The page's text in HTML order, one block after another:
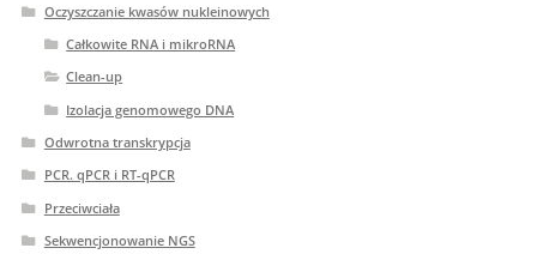
Oczyszczanie kwasów nukleinowych
Całkowite RNA i mikroRNA
Clean-up
Izolacja genomowego DNA
Odwrotna transkrypcja
PCR. qPCR i RT-qPCR
Przeciwciała
Sekwencjonowanie NGS